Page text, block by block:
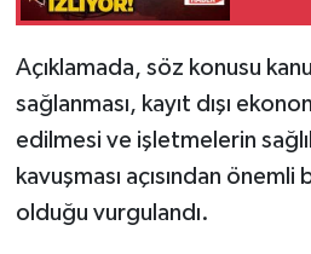
Açıklamada, söz konusu
sağlanması, kayıt dışı
edilmesi ve işletmelerin
kavuşması açısından
olduğu vurgulandı.
Sağlık
SİYASET
Spor